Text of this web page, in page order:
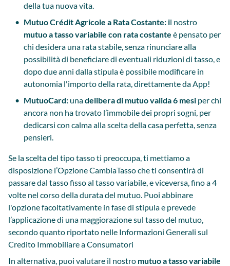
della tua nuova vita.
Mutuo Crédit Agricole a Rata Costante: il nostro
mutuo a tasso variabile con rata costante è pensato per
chi desidera una rata stabile, senza rinunciare alla
possibilità di beneficiare di eventuali riduzioni di tasso, e
dopo due anni dalla stipula è possibile modificare in
autonomia l'importo della rata, direttamente da App!
MutuoCard: unadelibera di mutuo valida 6 mesi per chi
ancora non ha trovato l’immobile dei propri sogni, per
dedicarsi con calma alla scelta della casa perfetta, senza
pensieri.
Se la scelta del tipo tasso ti preoccupa, ti mettiamo a
disposizione l’Opzione CambiaTasso che ti consentirà di
passare dal tasso fisso al tasso variabile, e viceversa, fino a 4
volte nel corso della durata del mutuo. Puoi abbinare
l'opzione facoltativamente in fase di stipula e prevede
l’applicazione di una maggiorazione sul tasso del mutuo,
secondo quanto riportato nelle Informazioni Generali sul
Credito Immobiliare a Consumatori
In alternativa, puoi valutare il nostro mutuo a tasso variabile